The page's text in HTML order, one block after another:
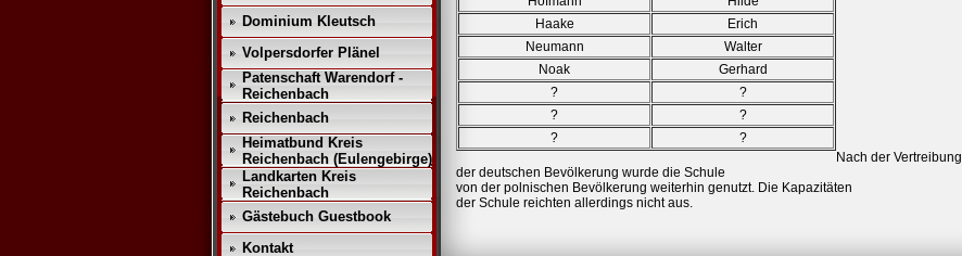
Dominium Kleutsch
Volpersdorfer Plänel
Patenschaft Warendorf -
Reichenbach
Reichenbach
Heimatbund Kreis
Reichenbach (Eulengebirge)
Landkarten Kreis
Reichenbach
Gästebuch Guestbook
Kontakt
Haake
Erich
Neumann
Walter
Noak
Gerhard
?
?
?
?
?
?
Nach der Vertreibung
der deutschen Bevölkerung wurde die Schule
von der polnischen Bevölkerung weiterhin genutzt. Die Kapazitäten
der Schule reichten allerdings nicht aus.